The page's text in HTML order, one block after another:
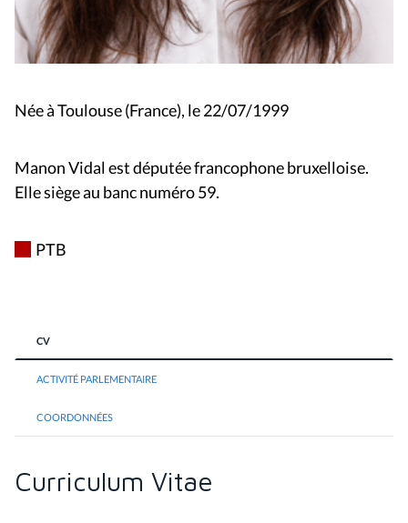
Née à Toulouse (France), le 22/07/1999
Manon Vidalest députée francophone bruxelloise.
Elle siège au banc numéro 59.
PTB
CV
ACTIVITÉ PARLEMENTAIRE
COORDONNÉES
Curriculum Vitae